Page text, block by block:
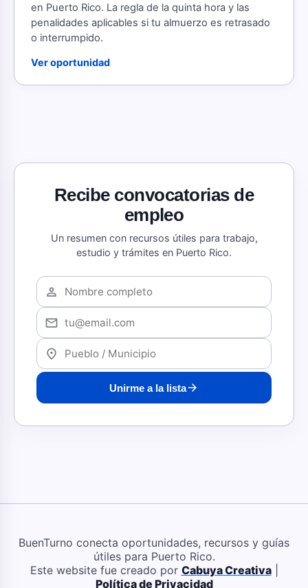
en Puerto Rico. La regla de la quinta hora y las
penalidades aplicables si tu almuerzo es retrasado
o interrumpido.
Ver oportunidad
Recibe convocatorias de
empleo
Un resumen con recursos útiles para trabajo,
estudio y trámites en Puerto Rico.
person
mail
location_on
Unirme a la listaarrow_forward
BuenTurno conecta oportunidades, recursos y guías
útiles para Puerto Rico.
Este website fue creado por Cabuya Creativa|
Política de Privacidad